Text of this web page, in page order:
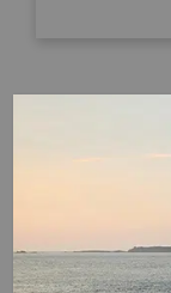
Propres de
propre chaque
avec Mer
pour donner
♻ Peuvent